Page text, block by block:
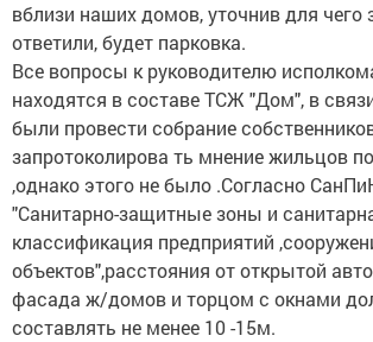
вблизи наших домов, уточнив для
ответили, будет парковка.
Все вопросы к руководителю
находятся в составе ТСЖ "Дом", в
были провести собрание
запротоколирова ть мнение жильцов
,однако этого не было .Согласно
"Санитарно-защитные зоны и
классификация предприятий
объектов",расстояния от открытой
фасада ж/домов и торцом с окнами
составлять не менее 10 -15м.